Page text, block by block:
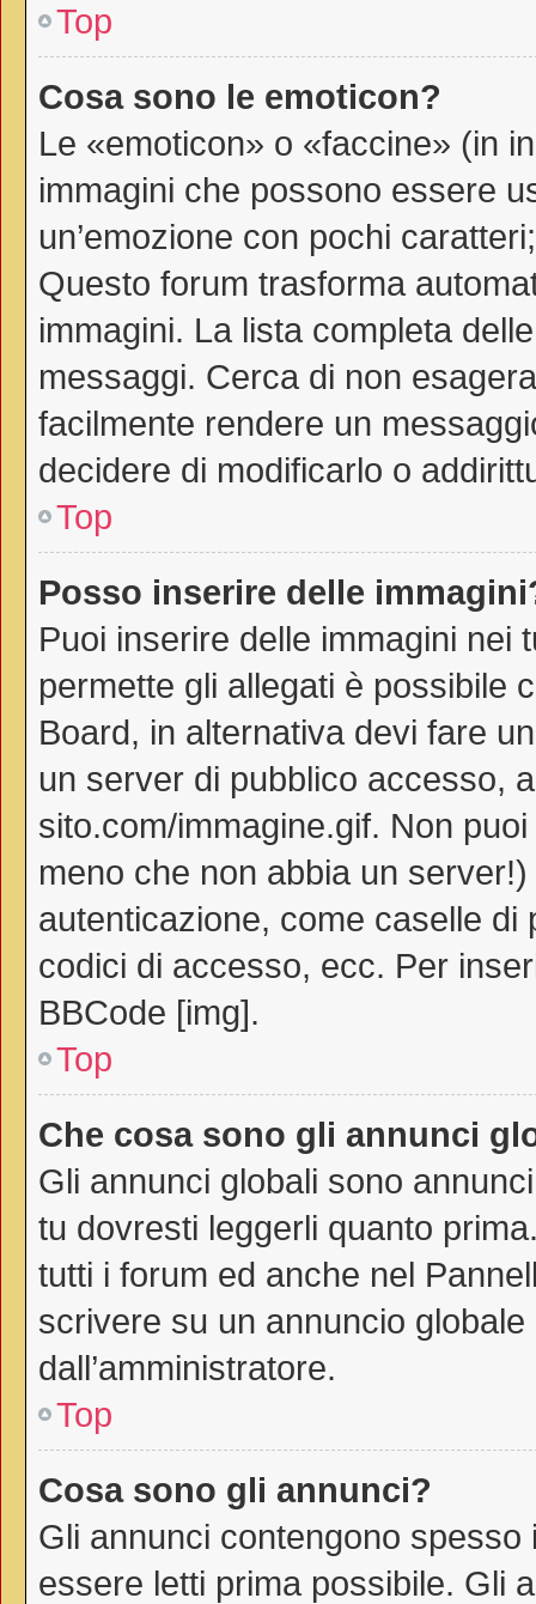
Top
Cosa sono le emoticon?
Le «emoticon» o «faccine» (in
immagini che possono essere
un’emozione con pochi
Questo forum trasforma
immagini. La lista completa
messaggi. Cerca di non
facilmente rendere un
decidere di modificarlo o
Top
Posso inserire delle
Puoi inserire delle immagini nei
permette gli allegati è possibile
Board, in alternativa devi fare
un server di pubblico accesso,
sito.com/immagine.gif. Non
meno che non abbia un
autenticazione, come caselle
codici di accesso, ecc. Per
BBCode [img].
Top
Che cosa sono gli annunci
Gli annunci globali sono
tu dovresti leggerli quanto
tutti i forum ed anche nel
scrivere su un annuncio
dall’amministratore.
Top
Cosa sono gli annunci?
Gli annunci contengono
essere letti prima possibile. Gli